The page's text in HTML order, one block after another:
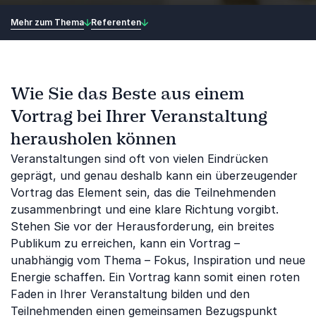
Mehr zum Thema Referenten
Wie Sie das Beste aus einem
Vortrag bei Ihrer Veranstaltung
herausholen können
Veranstaltungen sind oft von vielen Eindrücken
geprägt, und genau deshalb kann ein überzeugender
Vortrag das Element sein, das die Teilnehmenden
zusammenbringt und eine klare Richtung vorgibt.
Stehen Sie vor der Herausforderung, ein breites
Publikum zu erreichen, kann ein Vortrag –
unabhängig vom Thema – Fokus, Inspiration und neue
Energie schaffen. Ein Vortrag kann somit einen roten
Faden in Ihrer Veranstaltung bilden und den
Teilnehmenden einen gemeinsamen Bezugspunkt